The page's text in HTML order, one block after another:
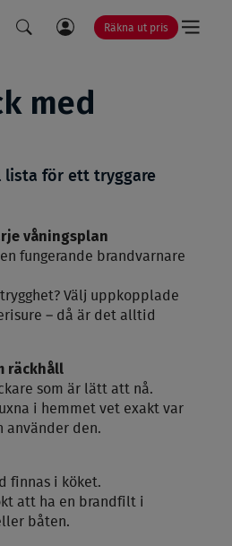
Räkna ut pris
LÄNK
TILL
MINA
med
lista för ett tryggare
våningsplan
fungerande brandvarnare
Välj uppkopplade
– då är det alltid
räckhåll
som är lätt att nå.
i hemmet vet exakt var
använder den.
finnas i köket.
att ha en brandfilt i
båten.